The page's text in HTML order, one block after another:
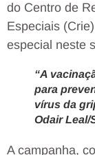
do Centro de
Especiais
especial neste
“A
para
vírus da
Odair Leal/
A campanha,